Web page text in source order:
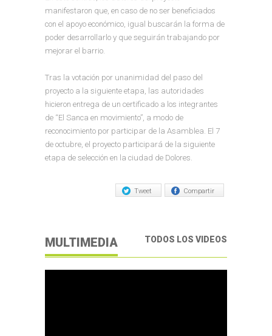
manifestaron que, en caso de no ser beneficiados
con el apoyo económico, igual buscarán la forma de
poder desarrollarlo y que seguirán trabajando por
mejorar el barrio.
Tras la votación por unanimidad del paso del
proyecto a la siguiente etapa, las autoridades
hicieron entrega de un certificado a los integrantes
de “El Sanca en movimiento”, a modo de
reconocimiento por participar de la Asamblea. El 7
de octubre, el proyecto participará de la siguiente
etapa de selección en la ciudad de Dolores.
Compartir
Tweet
MULTIMEDIA TODOS LOS VIDEOS